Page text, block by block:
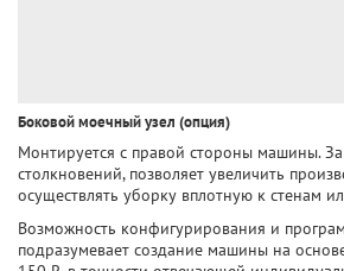
Боковой моечный узел (опция)
Монтируется с правой стороны машины.
столкновений, позволяет увеличить
осуществлять уборку вплотную к стенам
Возможность конфигурирования и
подразумевает создание машины на